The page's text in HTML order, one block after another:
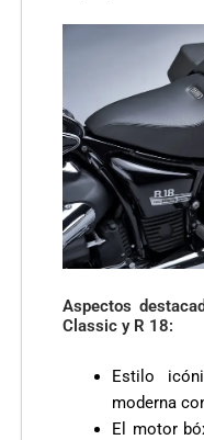
Aspectos
Classic y R 18:
Estilo
moderna
El motor